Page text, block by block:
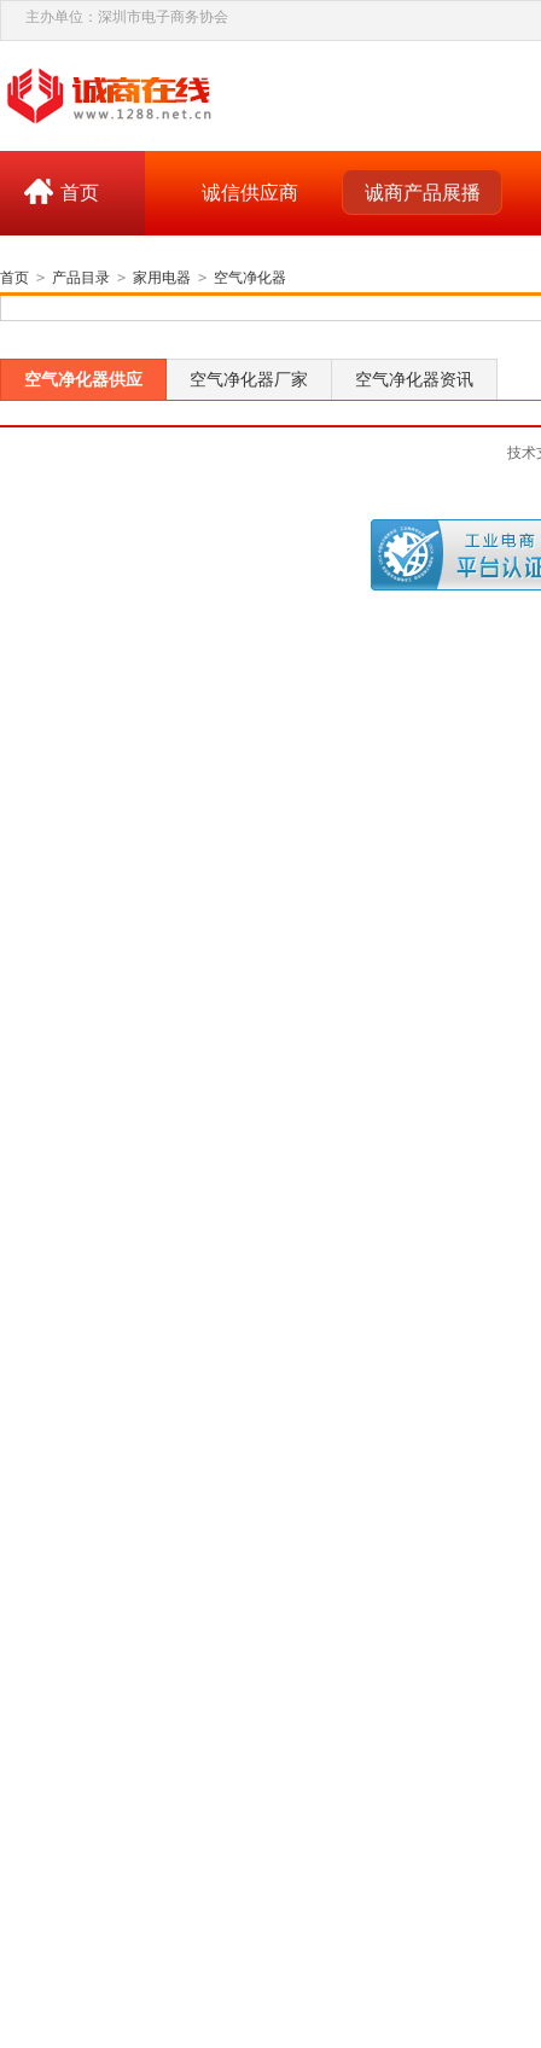
主办单位：深圳市电子商务协会
首页 诚信供应商 诚商产品展播
首页 > 产品目录 > 家用电器 > 空气净化器
空气净化器供应 空气净化器厂家 空气净化器资讯
技术